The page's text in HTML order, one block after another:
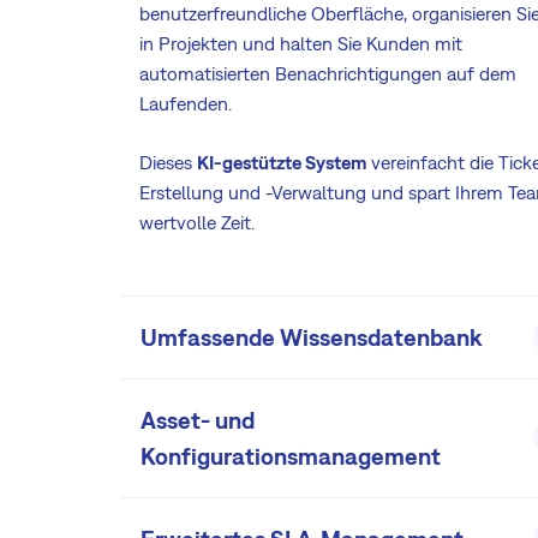
benutzerfreundliche Oberfläche, organisieren
in Projekten und halten Sie Kunden mit
automatisierten Benachrichtigungen auf dem
Laufenden.
Dieses KI-gestützte System vereinfacht die
Erstellung und -Verwaltung und spart Ihrem
wertvolle Zeit.
Umfassende Wissensdatenbank
Ermächtigen Sie Ihr Team und Ihre Kunden mit
hochmodernenWiki-basierten
Asset- und
Konfigurationsmanagement